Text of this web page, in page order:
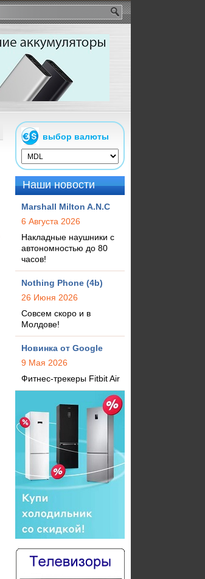
выбор валюты
Наши новости
Marshall Milton A.N.C
6 Августа 2026
Накладные наушники с
автономностью до 80
часов!
Nothing Phone (4b)
26 Июня 2026
Совсем скоро и в
Молдове!
Новинка от Google
9 Мая 2026
Фитнес-трекеры Fitbit Air